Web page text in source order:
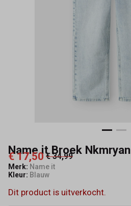
Name it Broek Nkmryan
€ 17,50 € 34,99
Merk: Name it
Kleur: Blauw
Dit product is uitverkocht.